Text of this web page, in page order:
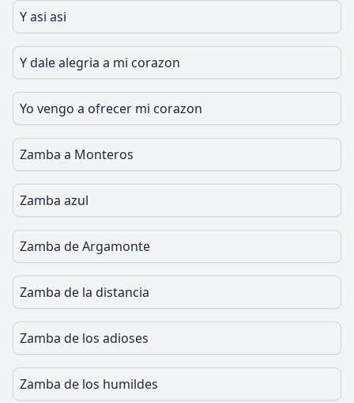
Y asi asi
Y dale alegria a mi corazon
Yo vengo a ofrecer mi corazon
Zamba a Monteros
Zamba azul
Zamba de Argamonte
Zamba de la distancia
Zamba de los adioses
Zamba de los humildes